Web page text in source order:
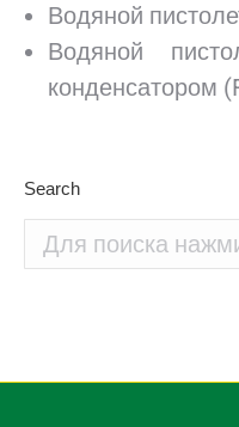
Водяной
Водяной
конденсатором
Search